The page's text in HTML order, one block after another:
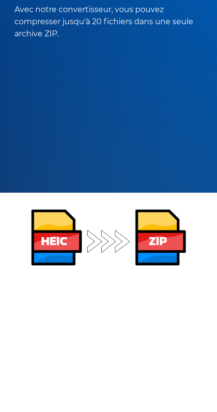
Avec notre convertisseur, vous pouvez
compresser jusqu'à 20 fichiers dans une seule
archive ZIP.